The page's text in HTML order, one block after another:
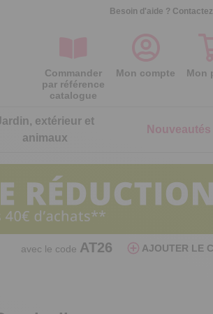
Besoin d'aide ?
Commander
par référence
catalogue
Mon compte Mon
Séparateur oeufs poule
Par aspiration, elle sépare le blanc du
Lot de 2 galettes de chaise
réversibles
Lot de 2 gants microfibre
lunettes
extérieur et
animaux
Lot de 2 embouts d'arrosage
Assurez un arrosage ciblé et précis
Nouveautés
avec le code AT26 AJOUTER LE